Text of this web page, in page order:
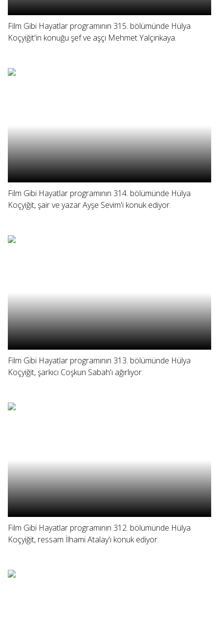
Film Gibi Hayatlar programının 315. bölümünde Hülya
Koçyiğit'in konuğu şef ve aşçı Mehmet Yalçınkaya.
Film Gibi Hayatlar programının 314. bölümünde Hülya
Koçyiğit, şair ve yazar Ayşe Sevim'i konuk ediyor.
Film Gibi Hayatlar programının 313. bölümünde Hülya
Koçyiğit, şarkıcı Coşkun Sabah'ı ağırlıyor.
Film Gibi Hayatlar programının 312. bölümünde Hülya
Koçyiğit, ressam İlhami Atalay'ı konuk ediyor.